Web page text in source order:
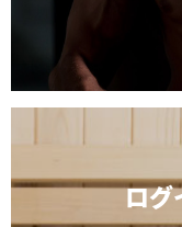
ログ